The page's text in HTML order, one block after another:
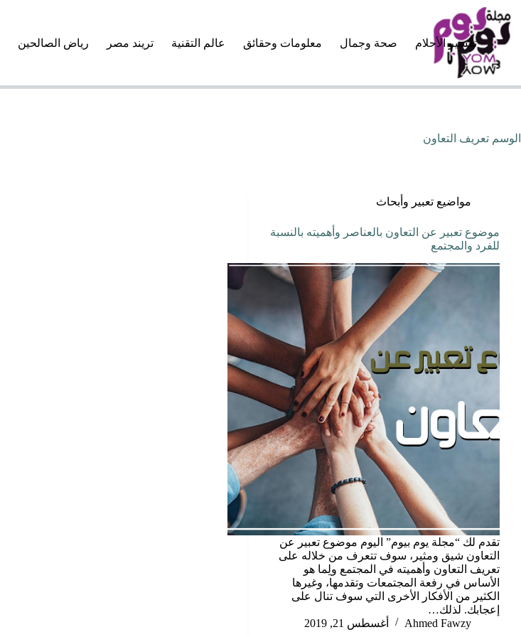
إلى
المحتوى
تفسير الأحلام صحة وجمال معلومات وحقائق عالم التقنية تريند مصر رياض الصالحين
الوسم تعريف التعاون
مواضيع تعبير وأبحاث
موضوع تعبير عن التعاون بالعناصر وأهميته بالنسبة
للفرد والمجتمع
تقدم لك “مجلة يوم بيوم” اليوم موضوع تعبير عن
التعاون شيق ومثير، سوف تتعرف من خلاله على
تعريف التعاون وأهميته في المجتمع ولِما هو
الأساس في رفعة المجتمعات وتقدمها، وغيرها
الكثير من الأفكار الأخرى التي سوف تنال على
إعجابك. لذلك…
Ahmed Fawzy
أغسطس 21, 2019